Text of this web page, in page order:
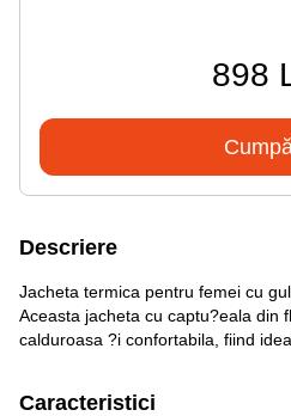
898
Descriere
Jacheta termica pentru femei cu
Aceasta jacheta cu captu?eala din
calduroasa ?i confortabila, fiind
Caracteristici